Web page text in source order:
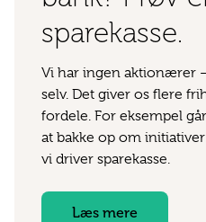
sparekasse.
Vi har ingen aktionærer
selv. Det giver os flere
fordele. For eksempel
at bakke op om
vi driver sparekasse.
Læs mere